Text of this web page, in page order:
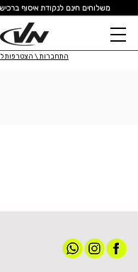
משלוחים חינם לנקודת איסוף ברכישה מעל
התחברות \ הצטרפות